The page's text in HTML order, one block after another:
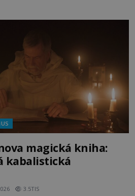
magická kniha:
kabalistická
3.5TIS